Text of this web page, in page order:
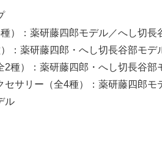
種）：薬研藤四郎モデル／へし切
）：薬研藤四郎・へし切長谷部モ
2種）：薬研藤四郎・へし切長谷
セサリー（全4種）：薬研藤四郎
ル